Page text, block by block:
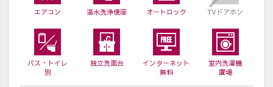
エアコン 温水洗浄便座 オートロック TVドアホン
バス・トイレ
別
独立洗面台
インターネット
無料
室内洗濯機
置場